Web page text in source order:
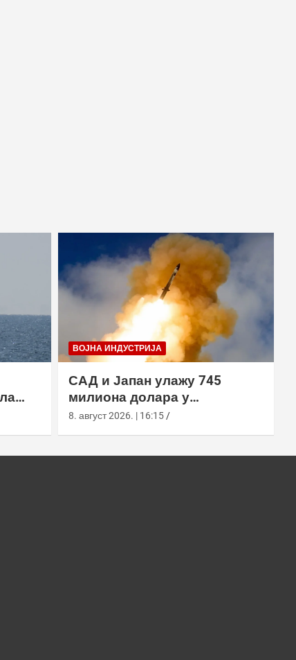
ВОЈНА ИНДУСТРИЈА
САД и Јапан улажу 745
милиона долара у
производњу пресретача
8. август 2026. | 16:15